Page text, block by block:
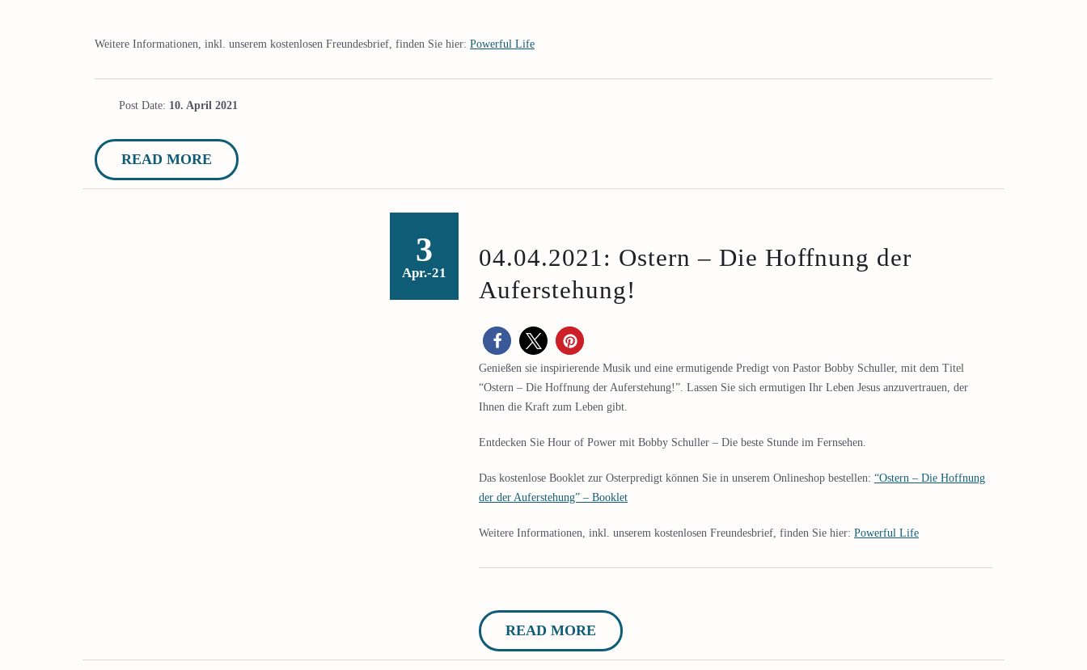
Weitere Informationen, inkl. unserem kostenlosen Freundesbrief, finden Sie hier: Powerful Life
Post Date: 10. April 2021
READ MORE
3
Apr.-21
04.04.2021: Ostern – Die Hoffnung der
Auferstehung!
Genießen sie inspirierende Musik und eine ermutigende Predigt von Pastor Bobby Schuller, mit dem Titel
“Ostern – Die Hoffnung der Auferstehung!”. Lassen Sie sich ermutigen Ihr Leben Jesus anzuvertrauen, der
Ihnen die Kraft zum Leben gibt.
Entdecken Sie Hour of Power mit Bobby Schuller – Die beste Stunde im Fernsehen.
Das kostenlose Booklet zur Osterpredigt können Sie in unserem Onlineshop bestellen: “Ostern – Die Hoffnung
der der Auferstehung” – Booklet
Weitere Informationen, inkl. unserem kostenlosen Freundesbrief, finden Sie hier: Powerful Life
READ MORE